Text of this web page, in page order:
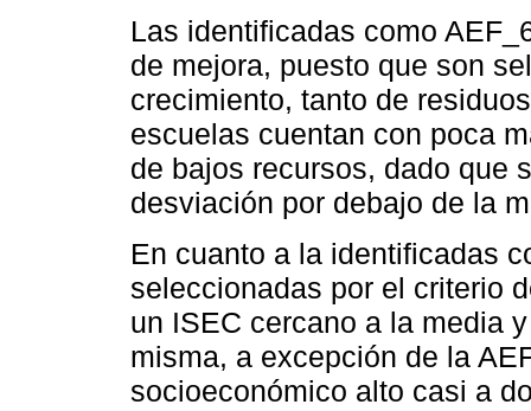
Las identificadas como
de mejora, puesto que son
crecimiento, tanto de
escuelas cuentan con poca
de bajos recursos, dado que
desviación por debajo de la
En cuanto a la identificadas
seleccionadas por el criterio
un ISEC cercano a la media
misma, a excepción de la
socioeconómico alto casi a